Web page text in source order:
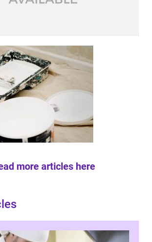
more articles here